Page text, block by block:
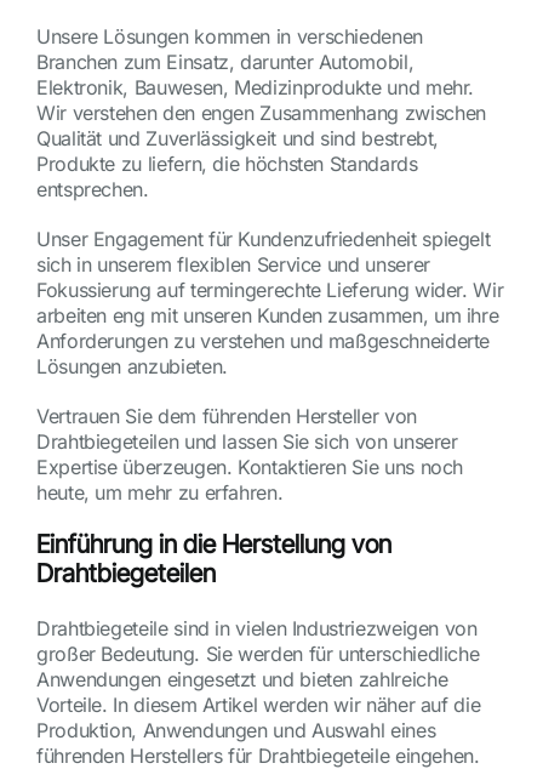
Unsere Lösungen kommen in verschiedenen
Branchen zum Einsatz, darunter Automobil,
Elektronik, Bauwesen, Medizinprodukte und mehr.
Wir verstehen den engen Zusammenhang zwischen
Qualität und Zuverlässigkeit und sind bestrebt,
Produkte zu liefern, die höchsten Standards
entsprechen.
Unser Engagement für Kundenzufriedenheit spiegelt
sich in unserem flexiblen Service und unserer
Fokussierung auf termingerechte Lieferung wider. Wir
arbeiten eng mit unseren Kunden zusammen, um ihre
Anforderungen zu verstehen und maßgeschneiderte
Lösungen anzubieten.
Vertrauen Sie dem führenden Hersteller von
Drahtbiegeteilen und lassen Sie sich von unserer
Expertise überzeugen. Kontaktieren Sie uns noch
heute, um mehr zu erfahren.
Einführung in die Herstellung von
Drahtbiegeteilen
Drahtbiegeteile sind in vielen Industriezweigen von
großer Bedeutung. Sie werden für unterschiedliche
Anwendungen eingesetzt und bieten zahlreiche
Vorteile. In diesem Artikel werden wir näher auf die
Produktion, Anwendungen und Auswahl eines
führenden Herstellers für Drahtbiegeteile eingehen.